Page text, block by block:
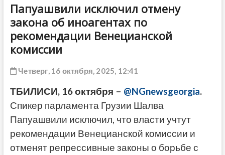
Папуашвили исключил отмену
закона об иноагентах по
рекомендации Венецианской
комиссии
Четверг, 16 октября, 2025, 12:41
ТБИЛИСИ, 16 октября – @NGnewsgeorgia.
Спикер парламента Грузии Шалва
Папуашвили исключил, что власти учтут
рекомендации Венецианской комиссии и
отменят репрессивные законы о борьбе с